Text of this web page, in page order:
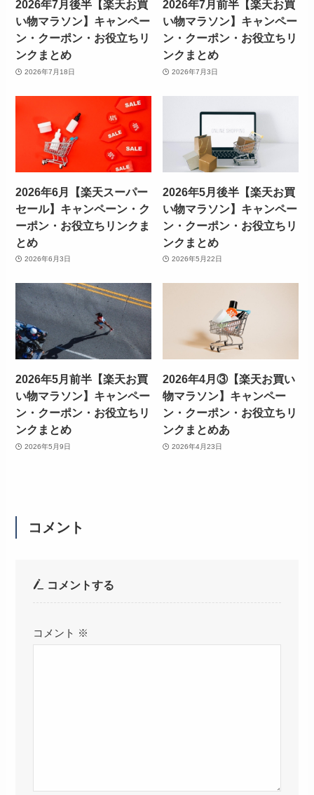
2026年7月後半【楽天お買
い物マラソン】キャンペー
ン・クーポン・お役立ちリ
ンクまとめ
2026年7月18日
2026年7月前半【楽天お買
い物マラソン】キャンペー
ン・クーポン・お役立ちリ
ンクまとめ
2026年7月3日
2026年6月【楽天スーパー
セール】キャンペーン・ク
ーポン・お役立ちリンクま
とめ
2026年6月3日
2026年5月後半【楽天お買
い物マラソン】キャンペー
ン・クーポン・お役立ちリ
ンクまとめ
2026年5月22日
2026年5月前半【楽天お買
い物マラソン】キャンペー
ン・クーポン・お役立ちリ
ンクまとめ
2026年5月9日
2026年4月③【楽天お買い
物マラソン】キャンペー
ン・クーポン・お役立ちリ
ンクまとめあ
2026年4月23日
コメント
コメントする
コメント ※